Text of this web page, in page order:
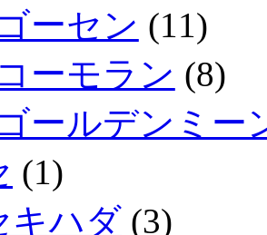
ゴーセン (11)
コーモラン (8)
ゴールデンミー
(1)
キハダ (3)